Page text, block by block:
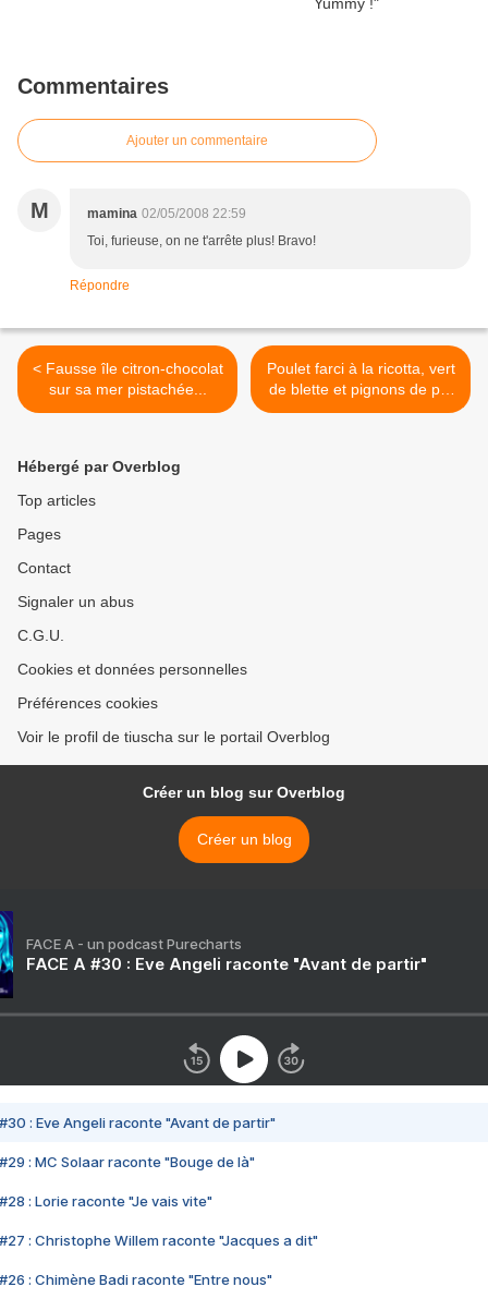
Commentaires
Ajouter un commentaire
M mamina 02/05/2008 22:59
Toi, furieuse, on ne t'arrête plus! Bravo!
Répondre
< Fausse île citron-chocolat
sur sa mer pistachée...
Poulet farci à la ricotta, vert
de blette et pignons de pin
>
Hébergé par Overblog
Top articles
Pages
Contact
Signaler un abus
C.G.U.
Cookies et données personnelles
Préférences cookies
Voir le profil de tiuscha sur le portail Overblog
Créer un blog sur Overblog
Créer un blog
FACE A - un podcast Purecharts
FACE A #30 : Eve Angeli raconte "Avant de partir"
#30 : Eve Angeli raconte "Avant de partir"
#29 : MC Solaar raconte "Bouge de là"
#28 : Lorie raconte "Je vais vite"
#27 : Christophe Willem raconte "Jacques a dit"
#26 : Chimène Badi raconte "Entre nous"